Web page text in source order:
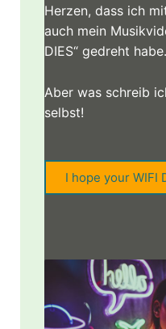
Herzen, dass ich
auch mein
DIES“ gedreht habe.
Aber was schreib
selbst!
I hope your WIFI